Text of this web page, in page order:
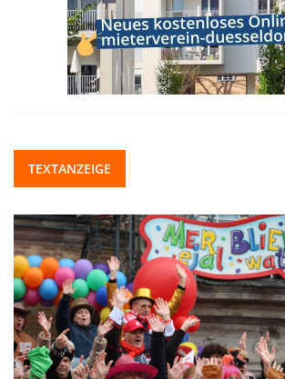
TEXTANZEIGE